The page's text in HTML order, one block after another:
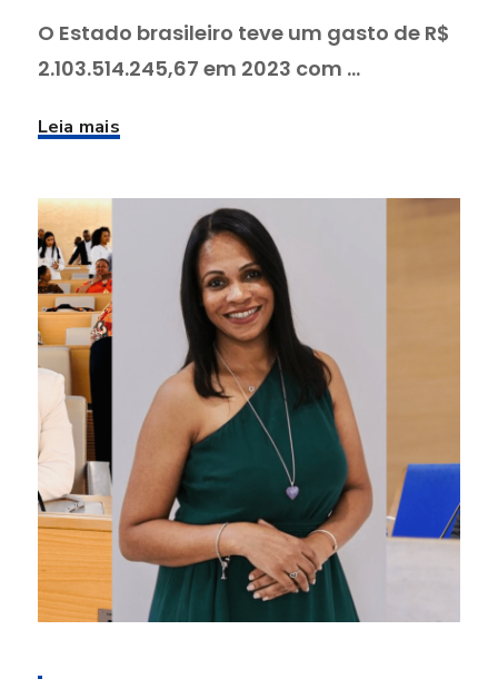
O Estado brasileiro teve um gasto de R$
2.103.514.245,67 em 2023 com ...
Leia mais